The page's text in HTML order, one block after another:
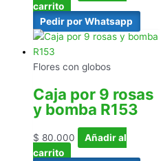
carrito
Pedir por Whatsapp
Flores con globos
Caja por 9 rosas
y bomba R153
$ 80.000
Añadir al
carrito